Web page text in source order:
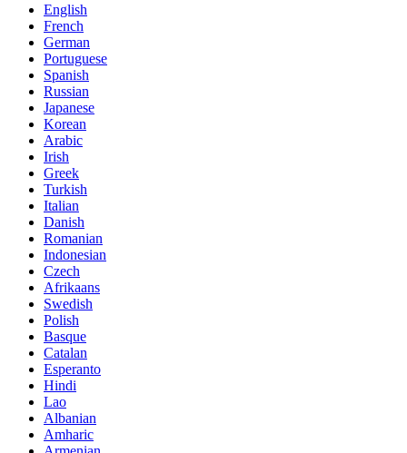
English
French
German
Portuguese
Spanish
Russian
Japanese
Korean
Arabic
Irish
Greek
Turkish
Italian
Danish
Romanian
Indonesian
Czech
Afrikaans
Swedish
Polish
Basque
Catalan
Esperanto
Hindi
Lao
Albanian
Amharic